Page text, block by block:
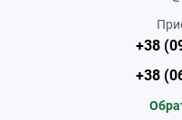
+38
+38